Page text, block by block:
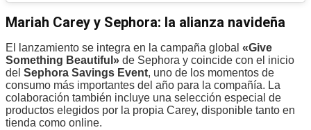
Mariah Carey y Sephora: la alianza navideña
El lanzamiento se integra en la campaña global «Give
Something Beautiful» de Sephora y coincide con el inicio
del Sephora Savings Event, uno de los momentos de
consumo más importantes del año para la compañía. La
colaboración también incluye una selección especial de
productos elegidos por la propia Carey, disponible tanto en
tienda como online.